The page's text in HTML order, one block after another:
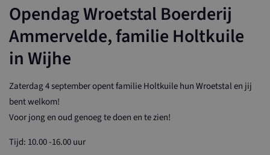
Opendag Wroetstal Boerderij
Ammervelde, familie Holtkuile
in Wijhe
Zaterdag 4 september opent familie Holtkuile hun Wroetstal en jij
bent welkom!
Voor jong en oud genoeg te doen en te zien!
Tijd: 10.00 -16.00 uur